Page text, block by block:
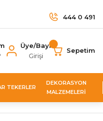
444 0 491
Üye/Bayi
Girişi
Sepetim
TEKERLER
DEKORASYON
MALZEMELERİ